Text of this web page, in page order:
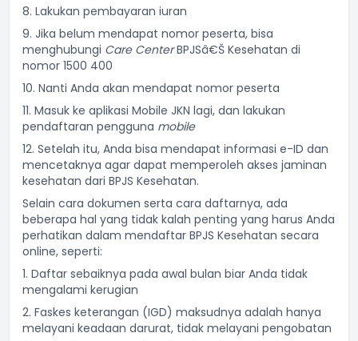
8. Lakukan pembayaran iuran
9. Jika belum mendapat nomor peserta, bisa
menghubungi Care CenterBPJSâ€Š Kesehatan di
nomor 1500 400
10. Nanti Anda akan mendapat nomor peserta
11. Masuk ke aplikasi Mobile JKN lagi, dan lakukan
pendaftaran pengguna mobile
12. Setelah itu, Anda bisa mendapat informasi e-ID dan
mencetaknya agar dapat memperoleh akses jaminan
kesehatan dari BPJS Kesehatan.
Selain cara dokumen serta cara daftarnya, ada
beberapa hal yang tidak kalah penting yang harus Anda
perhatikan dalam mendaftar BPJS Kesehatan secara
online, seperti:
1. Daftar sebaiknya pada awal bulan biar Anda tidak
mengalami kerugian
2. Faskes keterangan (IGD) maksudnya adalah hanya
melayani keadaan darurat, tidak melayani pengobatan